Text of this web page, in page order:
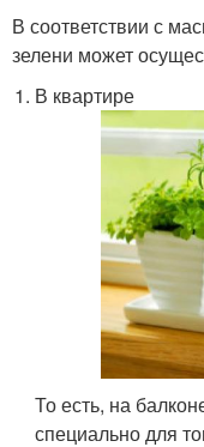
В соответствии с
зелени может
В квартире
То есть, на
специально для